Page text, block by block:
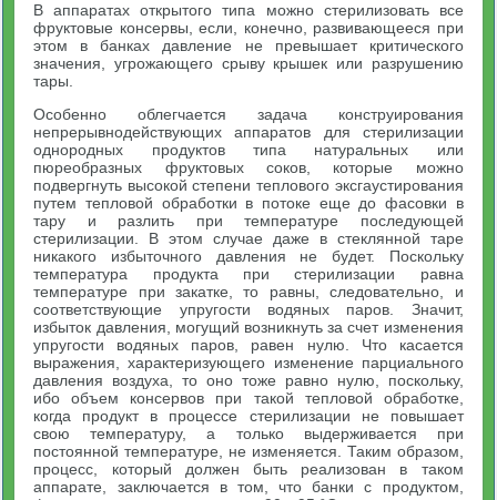
В аппаратах открытого типа можно стерилизовать все
фруктовые консервы, если, конечно, развивающееся при
этом в банках давление не превышает критического
значения, угрожающего срыву крышек или разрушению
тары.
Особенно облегчается задача конструирования
непрерывнодействующих аппаратов для стерилизации
однородных продуктов типа натуральных или
пюреобразных фруктовых соков, которые можно
подвергнуть высокой степени теплового эксгаустирования
путем тепловой обработки в потоке еще до фасовки в
тару и разлить при температуре последующей
стерилизации. В этом случае даже в стеклянной таре
никакого избыточного давления не будет. Поскольку
температура продукта при стерилизации равна
температуре при закатке, то равны, следовательно, и
соответствующие упругости водяных паров. Значит,
избыток давления, могущий возникнуть за счет изменения
упругости водяных паров, равен нулю. Что касается
выражения, характеризующего изменение парциального
давления воздуха, то оно тоже равно нулю, поскольку,
ибо объем консервов при такой тепловой обработке,
когда продукт в процессе стерилизации не повышает
свою температуру, а только выдерживается при
постоянной температуре, не изменяется. Таким образом,
процесс, который должен быть реализован в таком
аппарате, заключается в том, что банки с продуктом,